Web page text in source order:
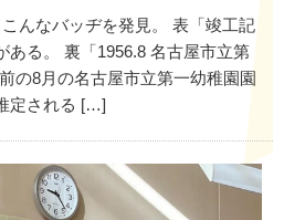
んなバッヂを発見。 表「竣工記
ある。 裏「1956.8 名古屋市立第
の8月の名古屋市立第一幼稚園園
定される […]